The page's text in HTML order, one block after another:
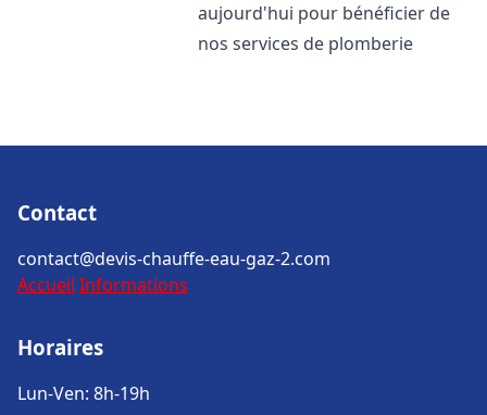
aujourd'hui pour bénéficier de
nos services de plomberie
Contact
contact@devis-chauffe-eau-gaz-2.com
Accueil Informations
Horaires
Lun-Ven: 8h-19h